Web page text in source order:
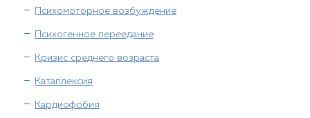
Психомоторное возбуждение
Психогенное переедание
Кризис среднего возраста
Катаплексия
Кардиофобия